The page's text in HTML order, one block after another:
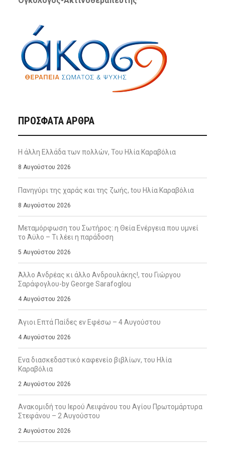
ΠΡΌΣΦΑΤΑ ΆΡΘΡΑ
Η άλλη Ελλάδα των πολλών, Του Ηλία Καραβόλια
8 Αυγούστου 2026
Πανηγύρι της χαράς και της ζωής, tου Ηλία Καραβόλια
8 Αυγούστου 2026
Μεταμόρφωση του Σωτήρος: η Θεία Ενέργεια που υμνεί
το Άϋλο – Τι λέει η παράδοση
5 Αυγούστου 2026
Άλλο Ανδρέας κι άλλο Ανδρουλάκης!, του Γιώργου
Σαράφογλου-by George Sarafoglou
4 Αυγούστου 2026
Άγιοι Επτά Παίδες εν Εφέσω – 4 Αυγούστου
4 Αυγούστου 2026
Ενα διασκεδαστικό καφενείο βιβλίων, του Ηλία
Καραβόλια
2 Αυγούστου 2026
Ανακομιδή του Ιερού Λειψάνου του Αγίου Πρωτομάρτυρα
Στεφάνου – 2 Αυγούστου
2 Αυγούστου 2026